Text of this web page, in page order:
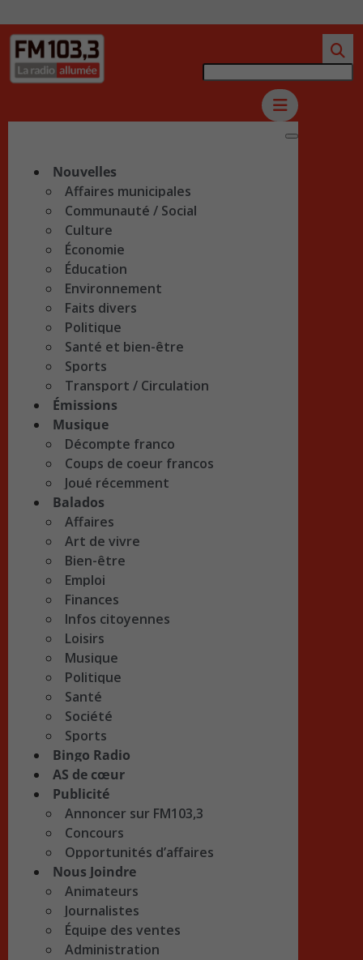
Nouvelles
Affaires municipales
Communauté / Social
Culture
Économie
Éducation
Environnement
Faits divers
Politique
Santé et bien-être
Sports
Transport / Circulation
Émissions
Musique
Décompte franco
Coups de coeur francos
Joué récemment
Balados
Affaires
Art de vivre
Bien-être
Emploi
Finances
Infos citoyennes
Loisirs
Musique
Politique
Santé
Société
Sports
Bingo Radio
AS de cœur
Publicité
Annoncer sur FM103,3
Concours
Opportunités d’affaires
Nous Joindre
Animateurs
Journalistes
Équipe des ventes
Administration